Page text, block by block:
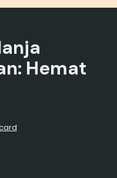
Hemat